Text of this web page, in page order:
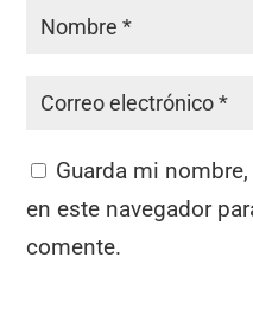
Guarda mi
en este navegador
comente.